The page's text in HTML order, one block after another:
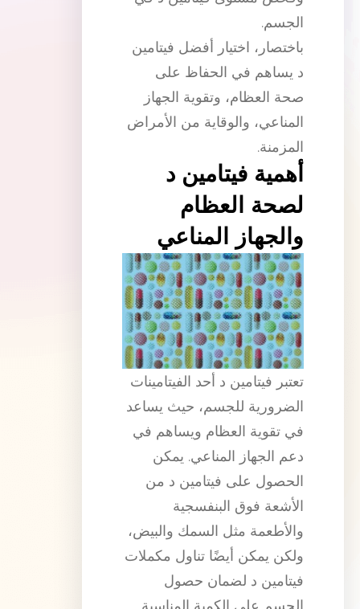
الجسم.
باختصار، اختيار أفضل فيتامين
د يساهم في الحفاظ على
صحة العظام، وتقوية الجهاز
المناعي، والوقاية من الأمراض
المزمنة.
أهمية فيتامين د
لصحة العظام
والجهاز المناعي
تعتبر فيتامين د أحد الفيتامينات
الضرورية للجسم، حيث يساعد
في تقوية العظام ويساهم في
دعم الجهاز المناعي. يمكن
الحصول على فيتامين د من
الأشعة فوق البنفسجية
والأطعمة مثل السمك والبيض،
ولكن يمكن أيضًا تناول مكملات
فيتامين د لضمان حصول
الجسم على الكمية المناسبة